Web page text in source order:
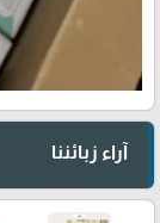
آراء زبائننا